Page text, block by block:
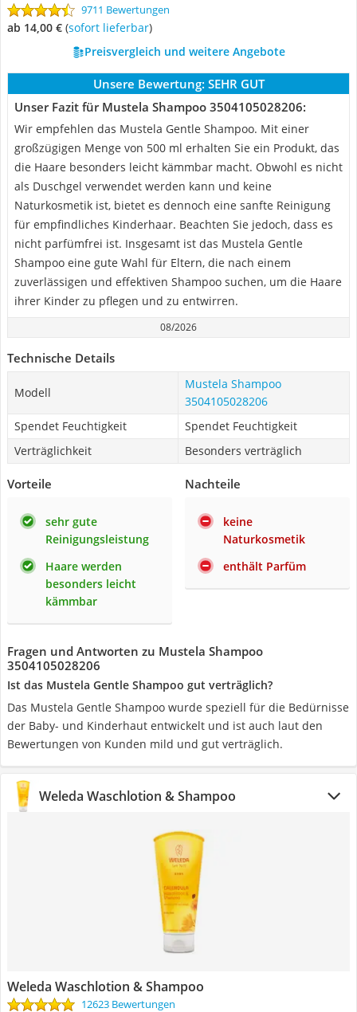
9711 Bewertungen
ab 14,00 € ( Sofort lieferbar)
Preisvergleich und weitere Angebote
Unsere Bewertung: SEHR GUT
Unser Fazit für Mustela Shampoo 3504105028206:
Wir empfehlen das Mustela Gentle Shampoo. Mit einer
großzügigen Menge von 500 ml erhalten Sie ein Produkt, das
die Haare besonders leicht kämmbar macht. Obwohl es nicht
als Duschgel verwendet werden kann und keine
Naturkosmetik ist, bietet es dennoch eine sanfte Reinigung
für empfindliches Kinderhaar. Beachten Sie jedoch, dass es
nicht parfümfrei ist. Insgesamt ist das Mustela Gentle
Shampoo eine gute Wahl für Eltern, die nach einem
zuverlässigen und effektiven Shampoo suchen, um die Haare
ihrer Kinder zu pflegen und zu entwirren.
08/2026
Technische Details
Modell
Mustela Shampoo
3504105028206
Spendet Feuchtigkeit
Spendet Feuchtigkeit
Verträglichkeit
Besonders verträglich
Vorteile
sehr gute
Reinigungsleistung
Haare werden
besonders leicht
kämmbar
Nachteile
keine
Naturkosmetik
enthält Parfüm
Fragen und Antworten zu Mustela Shampoo
3504105028206
Ist das Mustela Gentle Shampoo gut verträglich?
Das Mustela Gentle Shampoo wurde speziell für die Bedürnisse
der Baby- und Kinderhaut entwickelt und ist auch laut den
Bewertungen von Kunden mild und gut verträglich.
Weleda Waschlotion & Shampoo
Weleda Waschlotion & Shampoo
12623 Bewertungen